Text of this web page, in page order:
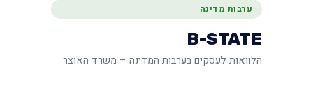
ערבות מדינה
B-STATE
הלוואות לעסקים בערבות המדינה – משרד האוצר